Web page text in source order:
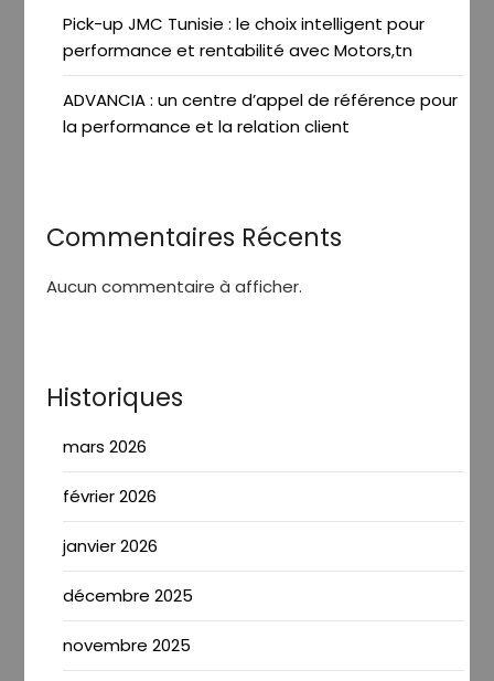
Pick-up JMC Tunisie : le choix intelligent pour
performance et rentabilité avec Motors,tn
ADVANCIA : un centre d’appel de référence pour
la performance et la relation client
Commentaires Récents
Aucun commentaire à afficher.
Historiques
mars 2026
février 2026
janvier 2026
décembre 2025
novembre 2025